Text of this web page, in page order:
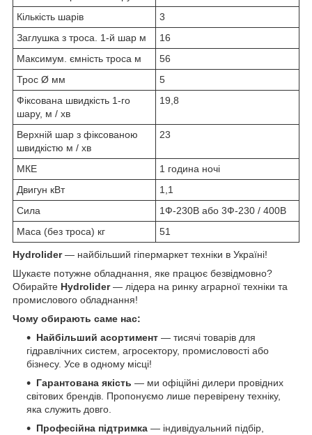
Кількість шарів
3
Заглушка з троса. 1-й шар м
16
Максимум. ємність троса м
56
Трос Ø мм
5
Фіксована швидкість 1-го
шару, м / хв
19,8
Верхній шар з фіксованою
швидкістю м / хв
23
МКЕ
1 година ночі
Двигун кВт
1,1
Сила
1Ф-230В або 3Ф-230 / 400В
Маса (без троса) кг
51
Hydrolider— найбільший гіпермаркет техніки в Україні!
Шукаєте потужне обладнання, яке працює безвідмовно?
Обирайте Hydrolider— лідера на ринку аграрної техніки та
промислового обладнання!
Чому обирають саме нас:
Найбільший асортимент — тисячі товарів для
гідравлічних систем, агросектору, промисловості або
бізнесу. Усе в одному місці!
Гарантована якість — ми офіційні дилери провідних
світових брендів. Пропонуємо лише перевірену техніку,
яка служить довго.
Професійна підтримка — індивідуальний підбір,